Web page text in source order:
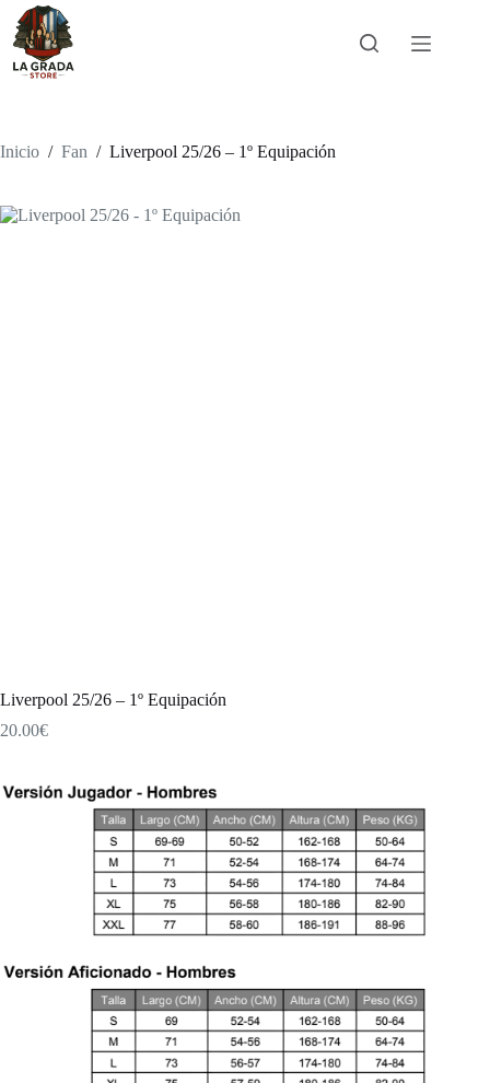
Saltar
contenido
Inicio / Fan / Liverpool 25/26 – 1º Equipación
Liverpool 25/26 – 1º Equipación
20.00€